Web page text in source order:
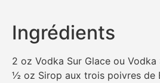
Ingrédients
2 oz Vodka Sur Glace ou Vodka
½ oz Sirop aux trois poivres de